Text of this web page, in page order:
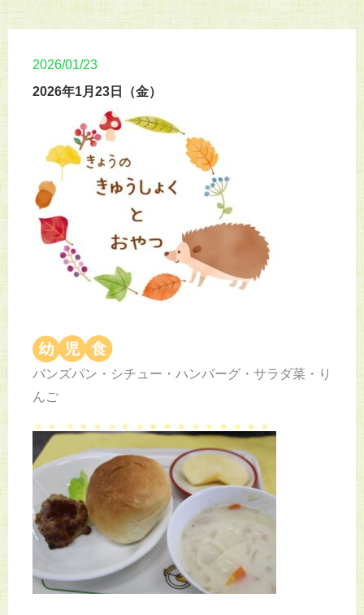
2026/01/23
2026年1月23日（金）
バンズパン・シチュー・ハンバーグ・サラダ菜・り
んご